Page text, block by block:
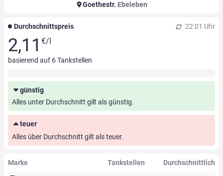
Goethestr. Ebeleben
Durchschnittspreis 22:01 Uhr
2,11 €/l
basierend auf 6Tankstellen
günstig
Alles unter Durchschnitt gilt als günstig.
teuer
Alles über Durchschnitt gilt als teuer.
Marke Tankstellen Durchschnittlich